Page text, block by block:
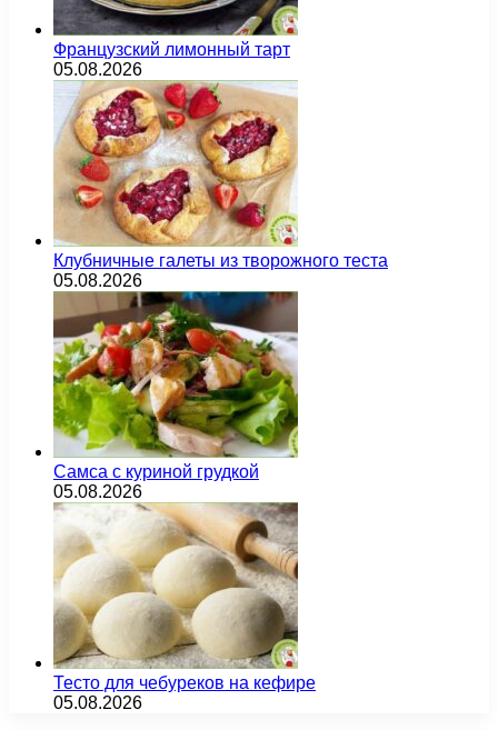
Французский лимонный тарт
05.08.2026
Клубничные галеты из творожного теста
05.08.2026
Самса с куриной грудкой
05.08.2026
Тесто для чебуреков на кефире
05.08.2026